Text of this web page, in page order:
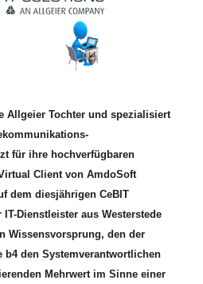
Allgeier Tochter und spezialisiert
für ihre hochverfügbaren
Client von AmdoSoft
dem diesjährigen CeBIT
Dienstleister aus Westerstede
Wissensvorsprung, den der
b4 den Systemverantwortlichen
Mehrwert im Sinne einer